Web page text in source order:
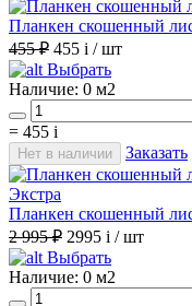
Планкен скошенный
455 ₽ 455 i / шт
Выбрать
Наличие: 0 м2
= 455 i
Нет в наличии Заказать
Планкен скошенный
2 995 ₽ 2995 i / шт
Выбрать
Наличие: 0 м2